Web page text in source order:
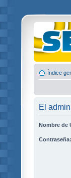
Índice
El
Nombre de
Contraseña: